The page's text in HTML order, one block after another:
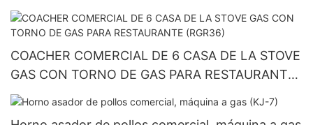
BTU (RGR24)
COACHER COMERCIAL DE 6 CASA DE LA STOVE
GAS CON TORNO DE GAS PARA RESTAURANTE
(RGR36)